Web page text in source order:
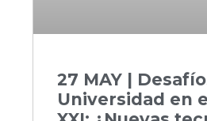
27 MAY |
Universidad en